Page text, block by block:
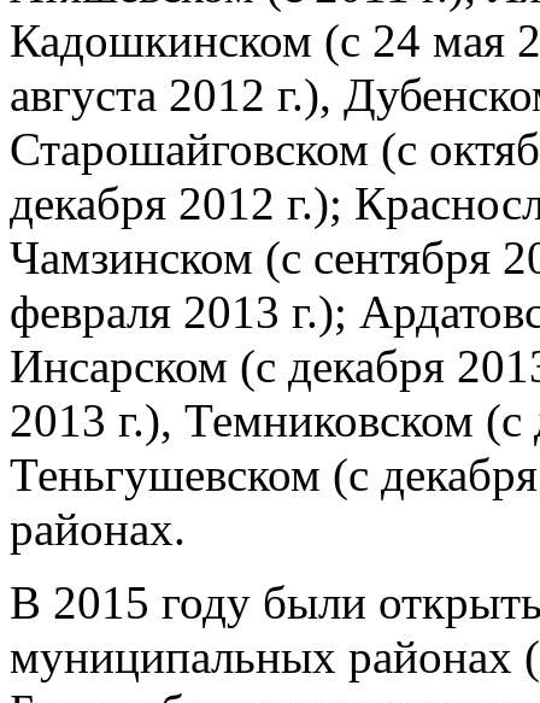
Кадошкинском (с 24 мая
августа 2012 г.),
Старошайговском (с
декабря 2012 г.);
Чамзинском (с сентября
февраля 2013 г.);
Инсарском (с декабря
2013 г.), Темниковском (с
Теньгушевском (с
районах.
В 2015 году были
муниципальных районах